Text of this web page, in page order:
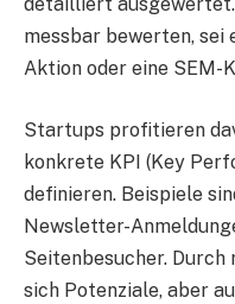
messbar bewerten, sei
Aktion oder eine SEM-
Startups profitieren
konkrete KPI (Key
definieren. Beispiele
Newsletter-
Seitenbesucher.
sich Potenziale, aber